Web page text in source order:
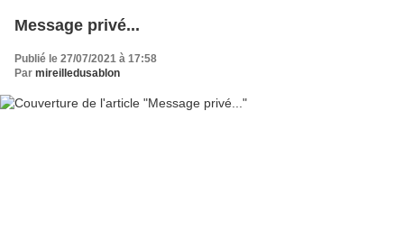
Message privé...
Publié le 27/07/2021 à 17:58
Par mireilledusablon